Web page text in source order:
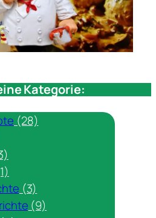
Kategorie:
(28)
(3)
(9)